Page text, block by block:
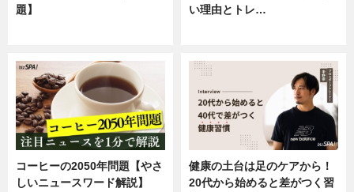
題】
い理由とトレ…
コーヒーの2050年問題【やさ
しいニュースワード解説】
健康の土台は足のケアから！
20代から始めると差がつく習